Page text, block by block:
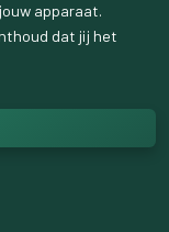
apparaat.
dat jij het